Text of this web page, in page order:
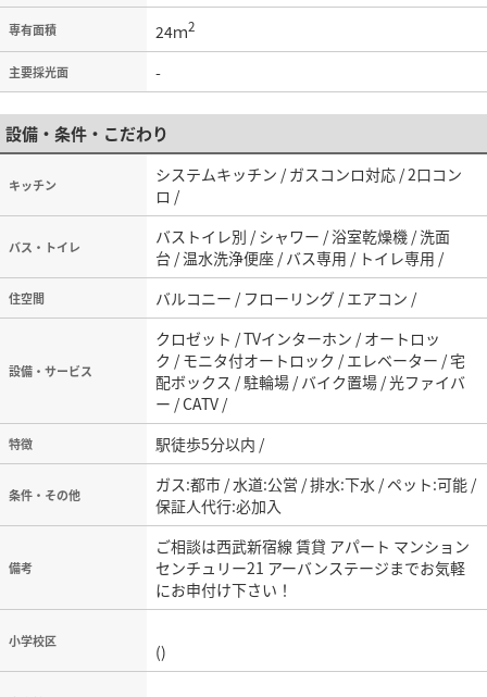
専有面積 24ｍ2
主要採光面 -
設備・条件・こだわり
キッチン
システムキッチン / ガスコンロ対応 / 2口コン
ロ /
バス・トイレ
バストイレ別 / シャワー / 浴室乾燥機 / 洗面
台 / 温水洗浄便座 / バス専用 / トイレ専用 /
住空間 バルコニー / フローリング / エアコン /
設備・サービス
クロゼット / TVインターホン / オートロッ
ク / モニタ付オートロック / エレベーター / 宅
配ボックス / 駐輪場 / バイク置場 / 光ファイバ
ー / CATV /
特徴 駅徒歩5分以内 /
条件・その他
ガス:都市 / 水道:公営 / 排水:下水 / ペット:可能 /
保証人代行:必加入
備考
ご相談は西武新宿線 賃貸 アパート マンション
センチュリー21 アーバンステージまでお気軽
にお申付け下さい！
小学校区 ()